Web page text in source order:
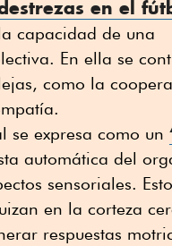
en el
capacidad de una
En ella se
como la
se expresa como un
automática del
sensoriales.
en la corteza
respuestas